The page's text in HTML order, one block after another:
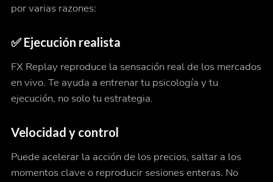
por varias razones:
✅ Ejecución realista
FX Replay reproduce la sensación real de los mercados
en vivo. Te ayuda a entrenar tu psicología y tu
ejecución, no solo tu estrategia.
Velocidad y control
Puede acelerar la acción de los precios, saltar a los
momentos clave o reproducir sesiones enteras. No